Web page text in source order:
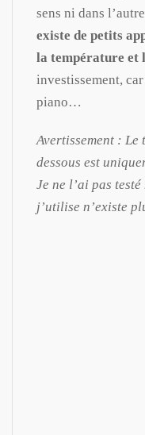
sens ni dans
existe de petits
la température et
investissement,
piano…
Avertissement : Le
dessous est
Je ne l’ai pas
j’utilise n’existe